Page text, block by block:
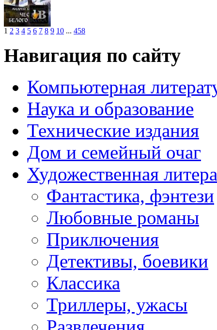
1 2 3 4 5 6 7 8 9 10 ... 458
Навигация по сайту
Компьютерная
Наука и образование
Технические издания
Дом и семейный очаг
Художественная
Фантастика, фэнтези
Любовные романы
Приключения
Детективы, боевики
Классика
Триллеры, ужасы